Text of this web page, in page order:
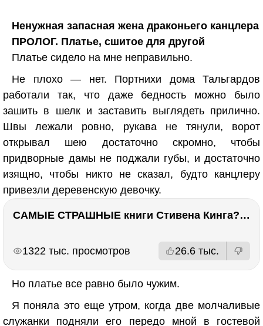
Ненужная запасная жена драконьего канцлера
ПРОЛОГ. Платье, сшитое для другой
Платье сидело на мне неправильно.
Не плохо — нет. Портнихи дома Тальгардов
работали так, что даже бедность можно было
зашить в шелк и заставить выглядеть прилично.
Швы лежали ровно, рукава не тянули, ворот
открывал шею достаточно скромно, чтобы
придворные дамы не поджали губы, и достаточно
изящно, чтобы никто не сказал, будто канцлеру
привезли деревенскую девочку.
САМЫЕ СТРАШНЫЕ книги Стивена Кинга???
1322 тыс. просмотров 26.6 тыс.
Но платье все равно было чужим.
Я поняла это еще утром, когда две молчаливые
служанки подняли его передо мной в гостевой